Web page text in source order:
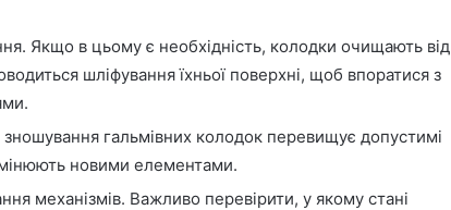
Якщо в цьому є необхідність, колодки очищають від
шліфування їхньої поверхні, щоб впоратися з
гальмівних колодок перевищує допустимі
новими елементами.
механізмів. Важливо перевірити, у якому стані